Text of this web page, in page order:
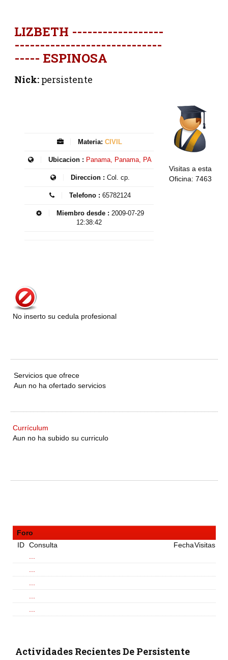
LIZBETH ------------------
-----------------------------
----- ESPINOSA
Nick:persistente
Materia: CIVIL
Ubicacion : Panama, Panama, PA
Direccion : Col. cp.
Telefono : 65782124
Miembro desde : 2009-07-29
12:38:42
Visitas a esta
Oficina: 7463
No inserto su cedula profesional
Servicios que ofrece
Aun no ha ofertado servicios
Currículum
Aun no ha subido su curriculo
Foro
ID Consulta FechaVisitas
Actividades Recientes De Persistente